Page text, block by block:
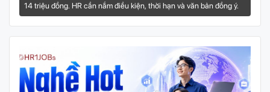
14 triệu đồng. HR cần nắm điều kiện, thời hạn và văn bản đồng ý.